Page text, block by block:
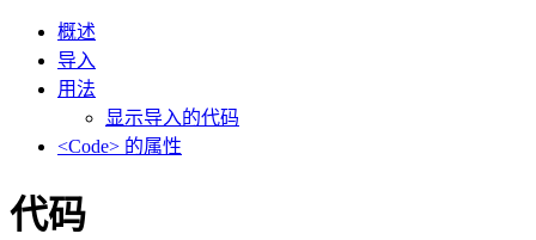
概述
导入
用法
显示导入的代码
<Code> 的属性
代码